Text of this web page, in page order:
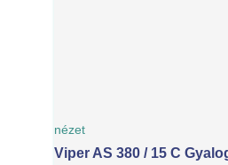
nézet
Viper AS 380 / 15 C